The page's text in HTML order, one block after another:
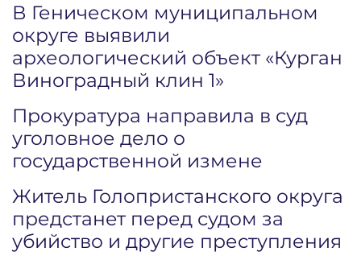
В Геническом муниципальном
округе выявили
археологический объект «Курган
Виноградный клин 1»
Прокуратура направила в суд
уголовное дело о
государственной измене
Житель Голопристанского округа
предстанет перед судом за
убийство и другие преступления